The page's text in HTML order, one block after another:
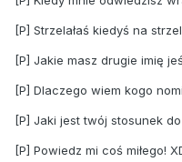
[P] Strzelałaś kiedyś na
[P] Jakie masz drugie imię
[P] Dlaczego wiem kogo
[P] Jaki jest twój stosunek
[P] Powiedz mi coś miłego!